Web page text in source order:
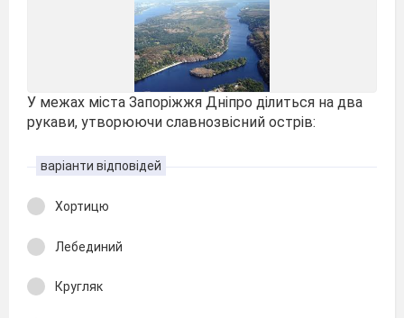
У межах міста Запоріжжя Дніпро ділиться на два
рукави, утворюючи славнозвісний острів:
варіанти відповідей
Хортицю
Лебединий
Кругляк